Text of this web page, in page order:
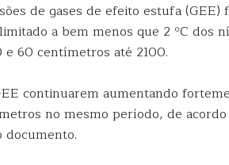
de gases de efeito estufa (GEE)
a bem menos que 2 ºC dos
60 centímetros até 2100.
continuarem aumentando
no mesmo período, de
documento.